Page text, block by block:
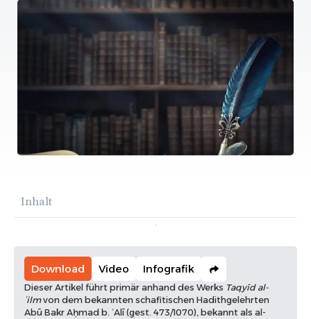
Inhalt
Download Video Infografik
Dieser Artikel führt primär anhand des Werks Taqyīd al-
ʿilmvon dem bekannten schafitischen Hadithgelehrten
Abū Bakr Aḥmad b. ʿAlī (gest. 473/1070), bekannt als al-